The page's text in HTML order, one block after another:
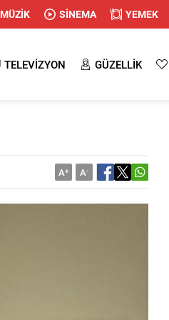
MÜZİK SİNEMA YEMEK
TELEVİZYON GÜZELLİK
A+ A-